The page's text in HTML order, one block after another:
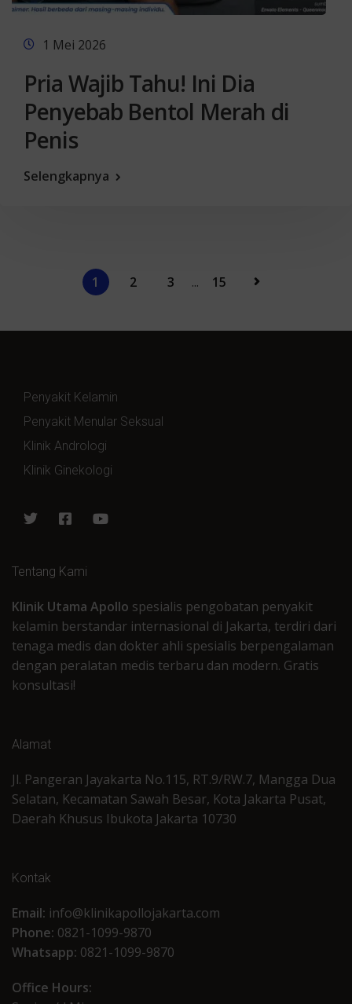
1 Mei 2026
Pria Wajib Tahu! Ini Dia
Penyebab Bentol Merah di
Penis
Selengkapnya
1 2 3 ... 15
Penyakit Kelamin
Penyakit Menular Seksual
Klinik Andrologi
Klinik Ginekologi
Tentang Kami
Klinik Utama Apollo spesialis pengobatan penyakit
kelamin berstandar internasional di Jakarta, terdiri dari
tenaga medis dan dokter ahli spesialis berpengalaman
dengan peralatan medis terbaru dan modern. Gratis
konsultasi!
Alamat
Jl. Pangeran Jayakarta No.115, RT.9/RW.7, Mangga Dua
Selatan, Kecamatan Sawah Besar, Kota Jakarta Pusat,
Daerah Khusus Ibukota Jakarta 10730
Kontak
Email: info@klinikapollojakarta.com
Phone: 0821-1099-9870
Whatsapp: 0821-1099-9870
Office Hours: